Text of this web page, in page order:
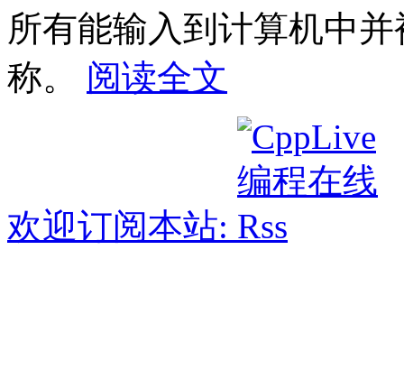
所有能输入到计算机中
称。 阅读全文
欢迎订阅本站: